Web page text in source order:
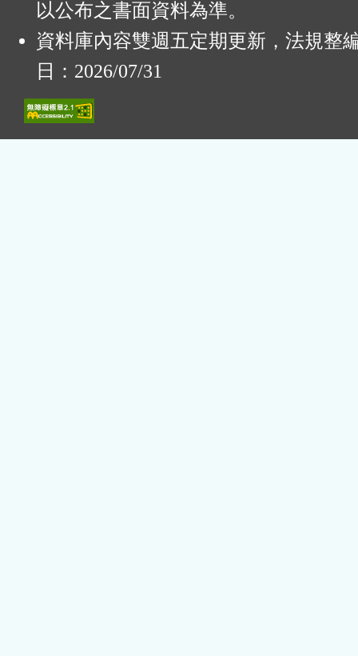
以公布之書面資料為準。
資料庫內容雙週五定期更新，法規整
日：2026/07/31